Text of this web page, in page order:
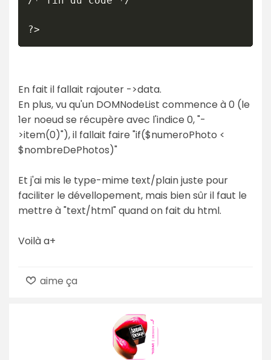
?>
En fait il fallait rajouter ->data.
En plus, vu qu'un DOMNodeList commence à 0 (le
1er noeud se récupère avec l'indice 0, "-
>item(0)"), il fallait faire "if($numeroPhoto <
$nombreDePhotos)"
Et j'ai mis le type-mime text/plain juste pour
faciliter le dévellopement, mais bien sûr il faut le
mettre à "text/html" quand on fait du html.
Voilà a+
aime ça